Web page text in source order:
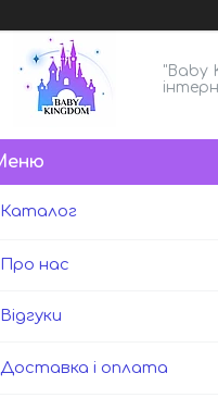
"Baby
Каталог
Про нас
Відгуки
Доставка і оплата